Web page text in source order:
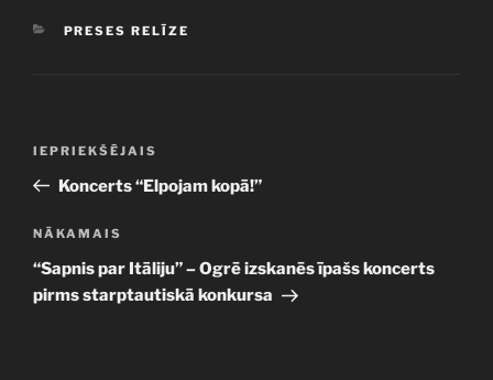
KATEGORIJAS
PRESES RELĪZE
Iepriekšējā
ziņa:
IEPRIEKŠĒJAIS
Koncerts “Elpojam kopā!”
Nākamā
ziņa
NĀKAMAIS
“Sapnis par Itāliju” – Ogrē izskanēs īpašs koncerts
pirms starptautiskā konkursa